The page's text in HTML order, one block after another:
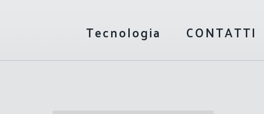
Tecnologia CONTATTI